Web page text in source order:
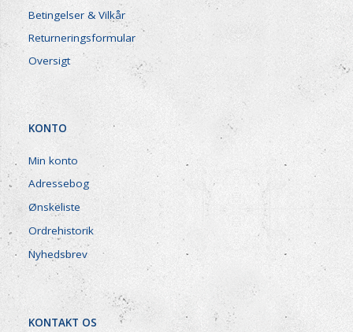
Betingelser & Vilkår
Returneringsformular
Oversigt
KONTO
Min konto
Adressebog
Ønskeliste
Ordrehistorik
Nyhedsbrev
KONTAKT OS